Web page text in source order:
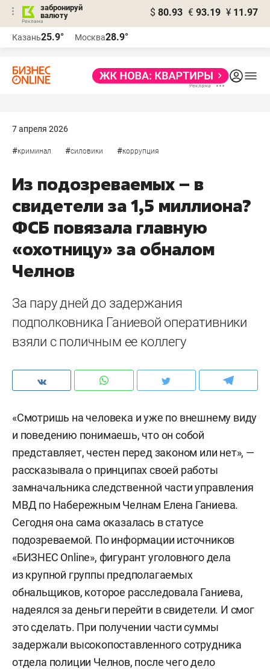
забронируй
валюту
$ 80.93 € 93.19 ¥ 11.97
Казань25.9° Москва28.9°
7 апреля 2026
#криминал #силовики #коррупция
Из подозреваемых – в
свидетели за 1,5 миллиона?
ФСБ повязала главную
«охотницу» за обналом
Челнов
За пару дней до задержания
подполковника Ганиевой оперативники
взяли с поличным ее коллегу
«Смотришь на человека и уже по внешнему виду
и поведению понимаешь, что он собой
представляет, честен перед законом или нет», —
рассказывала о принципах своей работы
замначальника следственной части управления
МВД по Набережным Челнам Елена Ганиева.
Сегодня она сама оказалась в статусе
подозреваемой. По информации источников
«БИЗНЕС Online», фигурант уголовного дела
из крупной группы предполагаемых
обнальщиков, которое расследовала Ганиева,
надеялся за деньги перейти в свидетели. И смог
это сделать. При получении части суммы
задержали высокопоставленного сотрудника
отдела полиции Челнов, после чего дело